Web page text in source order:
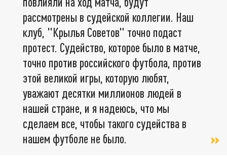
рассмотрены в судейской коллегии. Наш
клуб, "Крылья Советов" точно подаст
протест. Судейство, которое было в матче,
точно против российского футбола, против
этой великой игры, которую любят,
уважают десятки миллионов людей в
нашей стране, и я надеюсь, что мы
сделаем все, чтобы такого судейства в
нашем футболе не было.